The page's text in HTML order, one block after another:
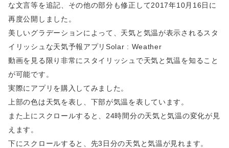
な文言等を追記、その他の部分も修正して2017年10月16日に
再度公開しました。
美しいグラデーションによって、天気と気温が表示されるスタ
イリッシュな天気予報アプリSolar : Weather
動画を見る限り非常にスタイリッシュで天気と気温を知ること
が可能です。
実際にアプリを購入してみました。
上部の色は天気を表し、下部が気温を表しています。
また上にスクロールすると、24時間分の天気と気温の変化が見
えます。
下にスクロールすると、先3日分の天気と気温が見れます。